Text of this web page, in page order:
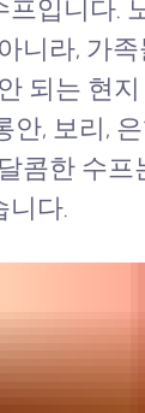
프입니다.
니라, 가
되는 현
안, 보리,
콤한 수프
니다.